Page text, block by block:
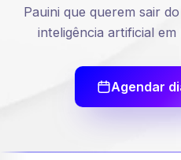
Pauini que querem sair
inteligência artificial
Agendar